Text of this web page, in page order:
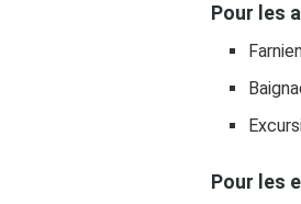
Pour les
Pour les